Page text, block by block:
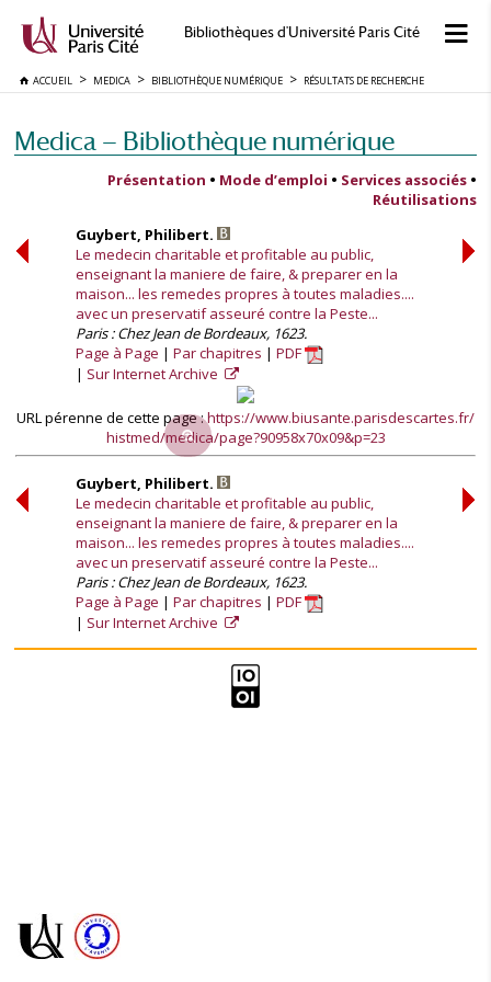
Bibliothèques d'Université Paris Cité
ACCUEIL MEDICA BIBLIOTHÈQUE NUMÉRIQUE RÉSULTATS DE RECHERCHE
Medica — Bibliothèque numérique
Présentation • Mode d’emploi • Services associés •
Réutilisations
Guybert, Philibert.
Le medecin charitable et profitable au public,
enseignant la maniere de faire, & preparer en la
maison... les remedes propres à toutes maladies....
avec un preservatif asseuré contre la Peste...
Paris : Chez Jean de Bordeaux, 1623.
Page à Page
Par chapitres
PDF
Sur Internet Archive
URL pérenne de cette page :https://www.biusante.parisdescartes.fr/
histmed/medica/page?90958x70x09&p=23
Guybert, Philibert.
Le medecin charitable et profitable au public,
enseignant la maniere de faire, & preparer en la
maison... les remedes propres à toutes maladies....
avec un preservatif asseuré contre la Peste...
Paris : Chez Jean de Bordeaux, 1623.
Page à Page
Par chapitres
PDF
Sur Internet Archive